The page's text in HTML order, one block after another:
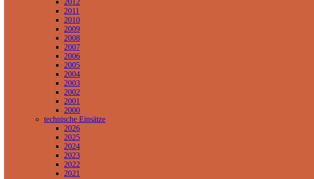
2012
2011
2010
2009
2008
2007
2006
2005
2004
2003
2002
2001
2000
technische Einsätze
2026
2025
2024
2023
2022
2021